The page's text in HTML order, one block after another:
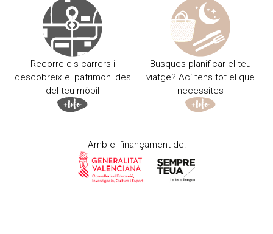
Recorre els carrers i
descobreix el patrimoni des
del teu mòbil
Busques planificar el teu
viatge? Ací tens tot el que
necessites
Amb el finançament de: